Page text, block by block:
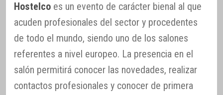
Hostelco es un evento de carácter bienal al que
acuden profesionales del sector y procedentes
de todo el mundo, siendo uno de los salones
referentes a nivel europeo. La presencia en el
salón permitirá conocer las novedades, realizar
contactos profesionales y conocer de primera